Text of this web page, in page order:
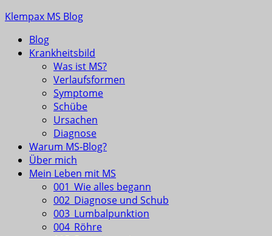
Skip
content
Klempax MS Blog
Infos, Fragen, Antworten für und von MSlern
Blog
Krankheitsbild
Was ist MS?
Verlaufsformen
Symptome
Schübe
Ursachen
Diagnose
Warum MS-Blog?
Über mich
Mein Leben mit MS
001_Wie alles begann
002_Diagnose und Schub
003_Lumbalpunktion
004_Röhre